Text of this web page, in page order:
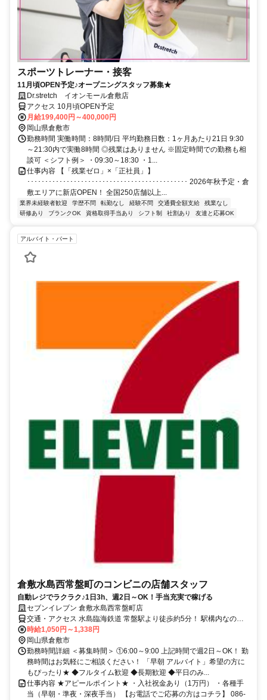
スポーツトレーナー・接客
11月頃OPEN予定♪オープニングスタッフ募集★
Dr.stretch イオンモール倉敷店
アクセス 10月頃OPEN予定
月給199,400円～400,000円
岡山県倉敷市
勤務時間 実働時間：8時間/日 平均勤務日数：1ヶ月あたり21日 9:30
～21:30内で実働8時間 ◎残業はありません ※固定時間での勤務も相
談可 ＜シフト例＞ ・09:30～18:30 ・1...
仕事内容 【「残業ゼロ」×「正社員」】
･････････････････････････････････････････････ 2026年秋予定・倉
敷エリアに新店OPEN！ 全国250店舗以上...
業界未経験者歓迎 学歴不問 転勤なし 経験不問 交通費全額支給
残業なし
研修あり
ブランクOK 資格取得手当あり シフト制 社割あり 友達と応募OK
アルバイト・パート
倉敷水島西常盤町のコンビニの店舗スタッフ
自動レジでラクラク♪1日3h、週2日～OK！手当充実で稼げる
セブンイレブン 倉敷水島西常盤町店
交通・アクセス 水島臨海鉄道 常盤駅より徒歩約5分！ 駅構内なので
通勤ラクラク！
時給1,050円～1,338円
岡山県倉敷市
勤務時間詳細 ＜募集時間＞ ①6:00～9:00 上記時間で週2日～OK！ 勤
務時間はお気軽にご相談ください！ 「早朝 アルバイト」希望の方に
もぴったり★ ◆フルタイム歓迎 ◆長期歓迎 ◆平日のみ...
仕事内容 ★アピールポイント★ ・入社祝金あり（1万円） ・各種手
当（早朝・準夜・深夜手当） 【お電話でご応募の方はコチラ】 086-